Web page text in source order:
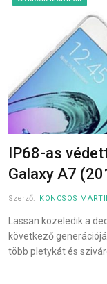
IP68-as
Galaxy A7
Szerző: KONCSOS
Lassan közeledik a
következő
több pletykát és